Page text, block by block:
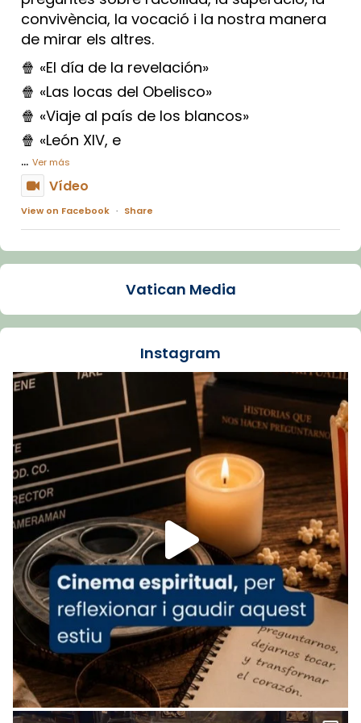
convivència, la vocació i la nostra manera
de mirar els altres.
🍿 «El día de la revelación»
🍿 «Las locas del Obelisco»
🍿 «Viaje al país de los blancos»
🍿 «León XIV, e
... Ver más
Vídeo
View on Facebook · Share
Arquebisbat de Barcelona
La Carmina va patir depressió. Fa gairebé
dos mesos, a l'Estadi Lluís Companys, la
Recupera l'entrevista comp
Vatican
tican News 👇
www.vaticannews.va/es/iglesia/news/2026-
07/carmina-historia-depresion-papa-viaje-
espana-testimoni...
Foto
View on Facebook · Share
Arquebisbat de Barcelona
1 week ago
«Avui les santes Juliana i Semproniana ens
ajuden a alçar la mirada»
Mons. Sergi Gordo, bisbe de Tortosa, ha
presidit aquest 27 de juliol la missa de Les
Santes de Mataró.
Vatican Media
Instagram